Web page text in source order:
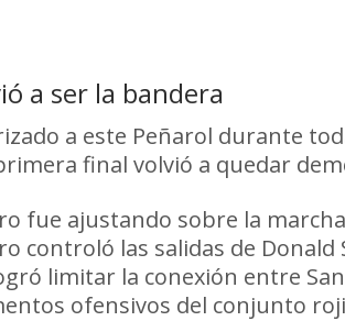
a ser la bandera
a este Peñarol durante
final volvió a quedar
fue ajustando sobre la
controló las salidas de Donald
limitar la conexión entre
ofensivos del conjunto